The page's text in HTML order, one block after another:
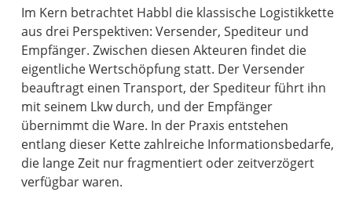
Im Kern betrachtet Habbl die klassische Logistikkette
aus drei Perspektiven: Versender, Spediteur und
Empfänger. Zwischen diesen Akteuren findet die
eigentliche Wertschöpfung statt. Der Versender
beauftragt einen Transport, der Spediteur führt ihn
mit seinem Lkw durch, und der Empfänger
übernimmt die Ware. In der Praxis entstehen
entlang dieser Kette zahlreiche Informationsbedarfe,
die lange Zeit nur fragmentiert oder zeitverzögert
verfügbar waren.